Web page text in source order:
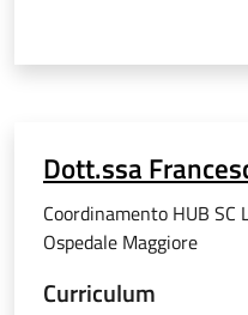
Dott.ssa
Coordinamento HUB
Ospedale Maggiore
Curriculum